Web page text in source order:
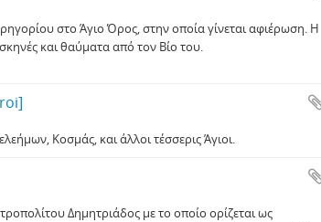
στο Άγιο Όρος, στην οποία γίνεται αφιέρωση. Η
και θαύματα από τον Βίο του.
Κοσμάς, και άλλοι τέσσερις Άγιοι.
Δημητριάδος με το οποίο ορίζεται ως